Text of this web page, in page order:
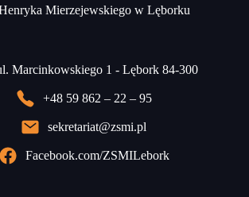
Mierzejewskiego w Lęborku
Marcinkowskiego 1 - Lębork 84-300
+48 59 862 – 22 – 95
sekretariat@zsmi.pl
Facebook.com/ZSMILebork